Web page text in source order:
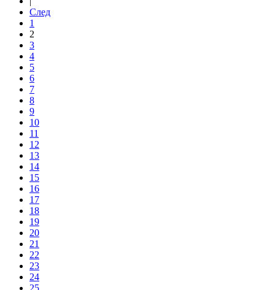
След
1
2
3
4
5
6
7
8
9
10
11
12
13
14
15
16
17
18
19
20
21
22
23
24
25